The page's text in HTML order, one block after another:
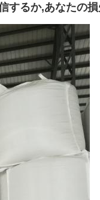
するか,あなたの